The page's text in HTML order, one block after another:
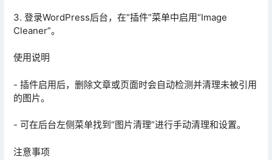
3. 登录WordPress后台，在“插件”菜单中启用“Image
Cleaner”。
使用说明
- 插件启用后，删除文章或页面时会自动检测并清理未被引用
的图片。
- 可在后台左侧菜单找到“图片清理”进行手动清理和设置。
注意事项